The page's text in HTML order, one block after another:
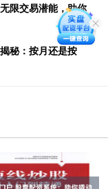
限交易潜能，助你
秘：按月还是按